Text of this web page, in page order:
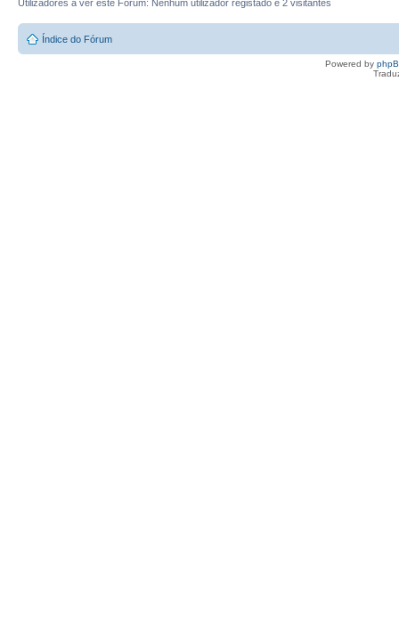
Utilizadores a ver este Fórum: Nenhum utilizador registado e 2 visitantes
Índice do Fórum
Powered by